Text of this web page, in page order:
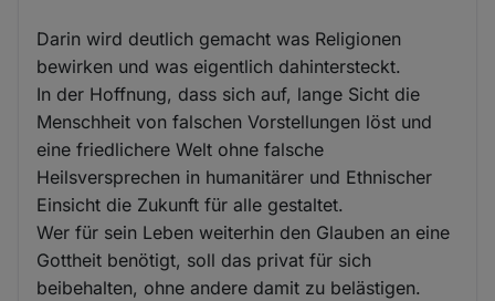
Darin wird deutlich gemacht was Religionen
bewirken und was eigentlich dahintersteckt.
In der Hoffnung, dass sich auf, lange Sicht die
Menschheit von falschen Vorstellungen löst und
eine friedlichere Welt ohne falsche
Heilsversprechen in humanitärer und Ethnischer
Einsicht die Zukunft für alle gestaltet.
Wer für sein Leben weiterhin den Glauben an eine
Gottheit benötigt, soll das privat für sich
beibehalten, ohne andere damit zu belästigen.